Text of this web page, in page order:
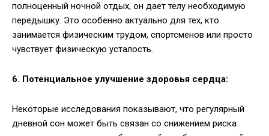
полноценный ночной отдых, он дает телу необходимую
передышку. Это особенно актуально для тех, кто
занимается физическим трудом, спортсменов или просто
чувствует физическую усталость.
6. Потенциальное улучшение здоровья сердца:
Некоторые исследования показывают, что регулярный
дневной сон может быть связан со снижением риска